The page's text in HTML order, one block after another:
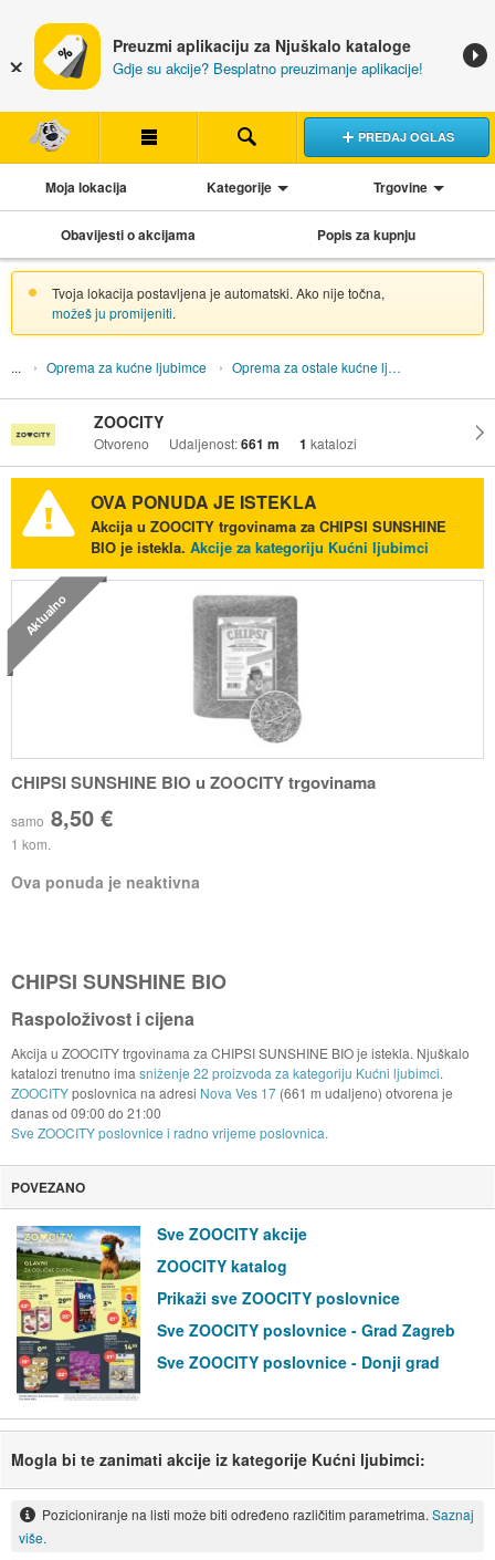
Preuzmi aplikaciju za Njuškalo kataloge
Gdje su akcije? Besplatno preuzimanje aplikacije!
PREDAJ OGLAS
Moja lokacija Kategorije Trgovine
Obavijesti o akcijama Popis za kupnju
Tvoja lokacija postavljena je automatski. Ako nije točna,
možeš ju promijeniti.
Oprema za kućne ljubimce Oprema za ostale kućne ljubimce
ZOOCITY
Otvoreno Udaljenost:661 m 1 katalozi
OVA PONUDA JE ISTEKLA
Akcija u ZOOCITY trgovinama za CHIPSI SUNSHINE
BIO je istekla. Akcije za kategoriju Kućni ljubimci
Aktualno
CHIPSI SUNSHINE BIO u ZOOCITY trgovinama
samo 8,50 €
1 kom.
Ova ponuda je neaktivna
CHIPSI SUNSHINE BIO
Raspoloživost i cijena
Akcija u ZOOCITY trgovinama za CHIPSI SUNSHINE BIO je istekla. Njuškalo
katalozi trenutno ima sniženje 22 proizvoda za kategoriju Kućni ljubimci.
ZOOCITYposlovnica na adresi Nova Ves 17(661 m udaljeno) otvorena je
danas od 09:00 do 21:00
Sve ZOOCITY poslovnice i radno vrijeme poslovnica.
POVEZANO
Sve ZOOCITY akcije
ZOOCITY katalog
Prikaži sve ZOOCITY poslovnice
Sve ZOOCITY poslovnice - Grad Zagreb
Sve ZOOCITY poslovnice - Donji grad
Mogla bi te zanimati akcije iz kategorije Kućni ljubimci:
Pozicioniranje na listi može biti određeno različitim parametrima. Saznaj
više.